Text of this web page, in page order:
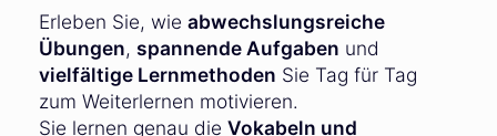
Erleben Sie, wie abwechslungsreiche
Übungen, spannende Aufgaben und
vielfältige Lernmethoden Sie Tag für Tag
zum Weiterlernen motivieren.
Sie lernen genau die Vokabeln und